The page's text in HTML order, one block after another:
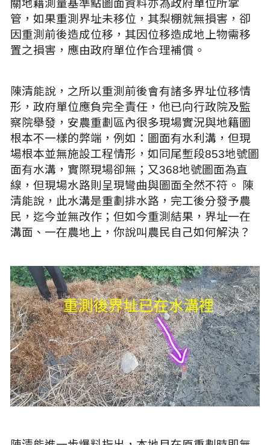
關地籍測量基準點圖面資料亦為政府單位所掌
管，如果重測界址未移位，其梨棚就無損害，卻
因重測前後造成位移，其因位移造成地上物需移
置之損害，應由政府單位作合理補償。
陳清能說，之所以重測前後會有諸多界址位移情
形，政府單位應負完全責任，他已向行政院及監
察院舉發，安農重劃區內很多現場實況與地籍圖
根本不一樣的弊端，例如：圖面有水利溝，但現
場根本並無施設工程情形，如同尾塹段853地號圖
面有水溝，實際現場卻無；又368地號圖面為直
線，但現場水路則呈現彎曲與圖面全然不符。 陳
清能說，此水溝是重劃排水路，完工後分發予農
民，迄今並無改作；但如今重測結果，界址一在
溝面、一在農地上，你說叫農民自己如何解決？